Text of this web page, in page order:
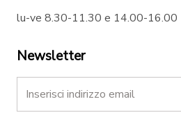
lu-ve 8.30-11.30 e 14.00-16.00
Newsletter